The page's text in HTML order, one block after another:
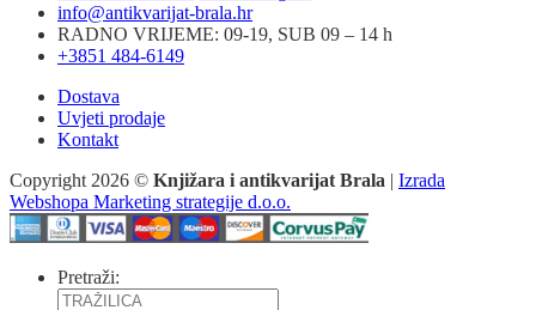
info@antikvarijat-brala.hr
RADNO VRIJEME: 09-19, SUB 09 – 14 h
+3851 484-6149
Dostava
Uvjeti prodaje
Kontakt
Copyright 2026 © Knjižara i antikvarijat Brala | Izrada
Webshopa Marketing strategije d.o.o.
Pretraži: